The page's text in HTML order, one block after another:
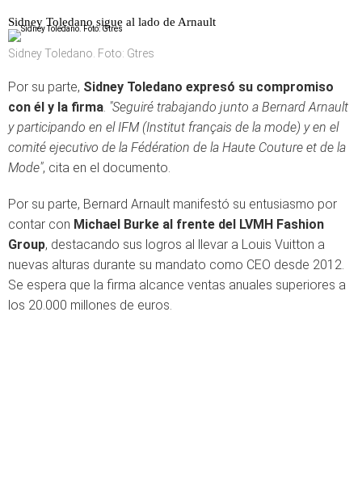
Sidney Toledano sigue al lado de Arnault
Sidney Toledano. Foto: Gtres
Por su parte, Sidney Toledano expresó su compromiso
con él y la firma. "Seguiré trabajando junto a Bernard Arnault
y participando en el IFM (Institut français de la mode) y en el
comité ejecutivo de la Fédération de la Haute Couture et de la
Mode", cita en el documento.
Por su parte, Bernard Arnault manifestó su entusiasmo por
contar con Michael Burke al frente del LVMH Fashion
Group, destacando sus logros al llevar a Louis Vuitton a
nuevas alturas durante su mandato como CEO desde 2012.
Se espera que la firma alcance ventas anuales superiores a
los 20.000 millones de euros.